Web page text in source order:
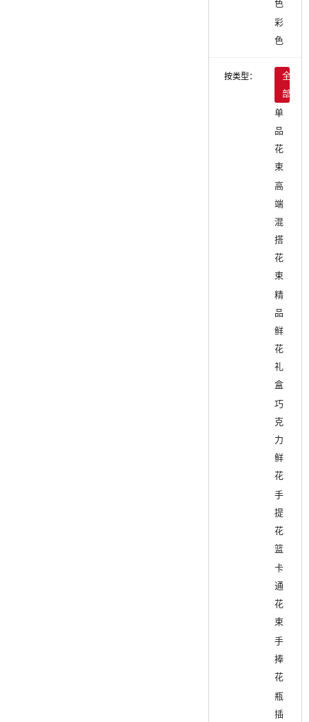
色
彩
色
按类型：
全
部
单
品
花
束
高
端
混
搭
花
束
精
品
鲜
花
礼
盒
巧
克
力
鲜
花
手
提
花
篮
卡
通
花
束
手
捧
花
瓶
插